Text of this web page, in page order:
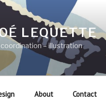
LEQUETTE
– illustration
About Contact